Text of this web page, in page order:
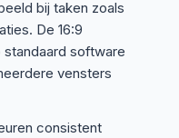
bij taken zoals
De 16:9
software
vensters
consistent